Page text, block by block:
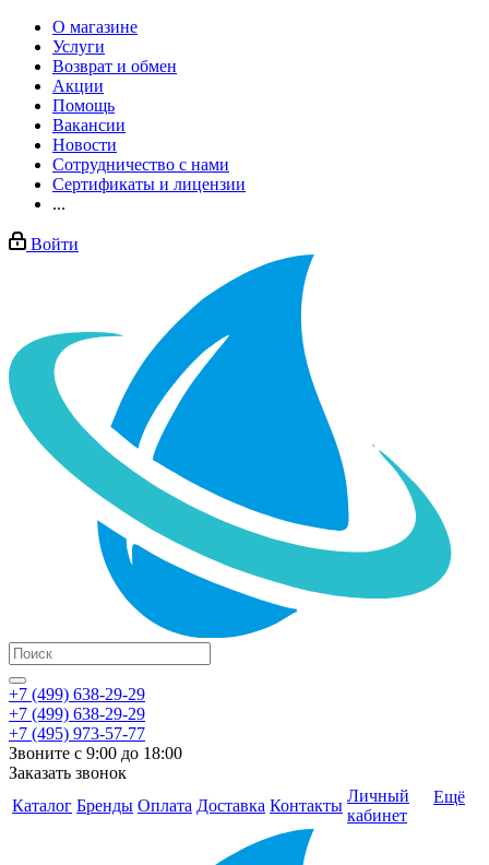
О магазине
Услуги
Возврат и обмен
Акции
Помощь
Вакансии
Новости
Сотрудничество с нами
Сертификаты и лицензии
...
Войти
+7 (499) 638-29-29
+7 (499) 638-29-29
+7 (495) 973-57-77
Звоните с 9:00 до 18:00
Заказать звонок
Каталог Бренды Оплата Доставка Контакты
Личный
кабинет
Ещё